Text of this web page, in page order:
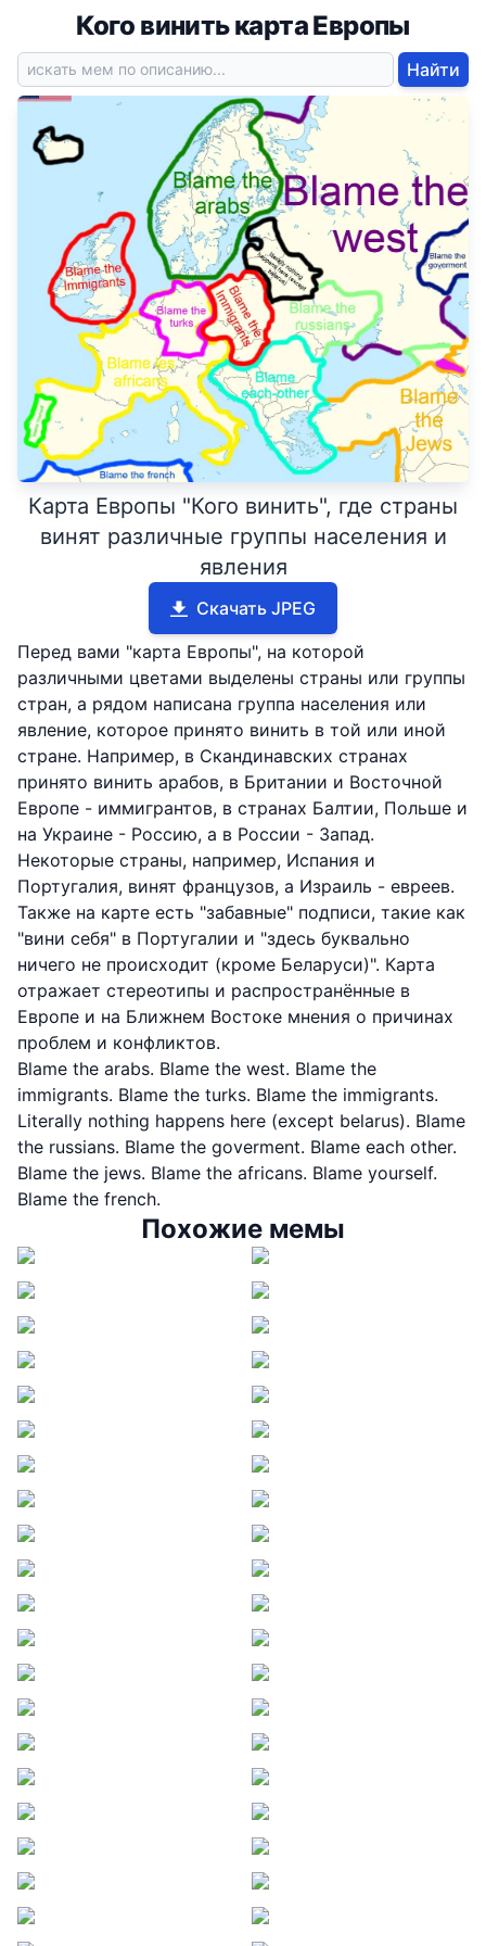
Кого винить карта Европы
Найти
Карта Европы "Кого винить", где страны
винят различные группы населения и
явления
Скачать JPEG
Перед вами "карта Европы", на которой
различными цветами выделены страны или группы
стран, а рядом написана группа населения или
явление, которое принято винить в той или иной
стране. Например, в Скандинавских странах
принято винить арабов, в Британии и Восточной
Европе - иммигрантов, в странах Балтии, Польше и
на Украине - Россию, а в России - Запад.
Некоторые страны, например, Испания и
Португалия, винят французов, а Израиль - евреев.
Также на карте есть "забавные" подписи, такие как
"вини себя" в Португалии и "здесь буквально
ничего не происходит (кроме Беларуси)". Карта
отражает стереотипы и распространённые в
Европе и на Ближнем Востоке мнения о причинах
проблем и конфликтов.
Blame the arabs. Blame the west. Blame the
immigrants. Blame the turks. Blame the immigrants.
Literally nothing happens here (except belarus). Blame
the russians. Blame the goverment. Blame each other.
Blame the jews. Blame the africans. Blame yourself.
Blame the french.
Похожие мемы